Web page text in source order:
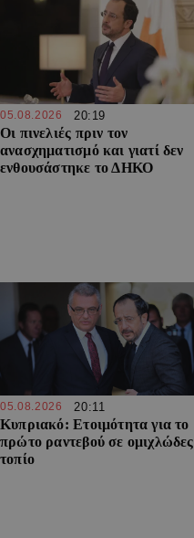
05.08.2026 20:19
Οι πινελιές πριν τον
ανασχηματισμό και γιατί δεν
ενθουσάστηκε το ΔΗΚΟ
05.08.2026 20:11
Κυπριακό: Ετοιμότητα για το
πρώτο ραντεβού σε ομιχλώδες
τοπίο